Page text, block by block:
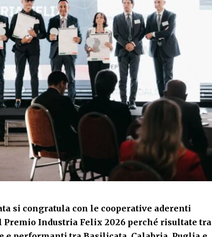
si congratula con le cooperative aderenti
Premio Industria Felix 2026 perché risultate tra